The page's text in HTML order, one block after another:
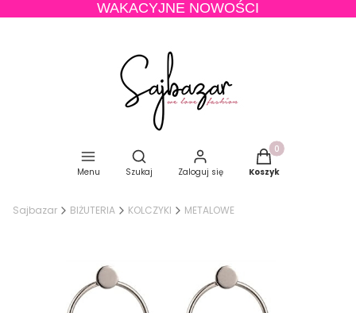
WAKACYJNE NOWOŚCI
Menu
Otwórz wyszukiwarkę
Szukaj Zaloguj się
Produkty w
Koszyk
Sajbazar BIŻUTERIA KOLCZYKI METALOWE